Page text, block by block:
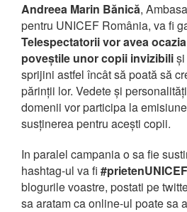
Andreea Marin Bănică,
pentru UNICEF România, va fi
Telespectatorii vor avea
poveștile unor copii invizibili
sprijini astfel încât să poată să
părinții lor. Vedete și
domenii vor participa la
susținerea pentru acești copii.
In paralel campania o sa fie
hashtag-ul va fi
blogurile voastre, postati pe
sa aratam ca online-ul poate sa